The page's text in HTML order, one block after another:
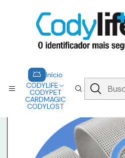
Início
CODYLIFE
CODYPET
CARDMAGIC
CODYLOST
A CODYLIFE PERMITE AOS
INSTANTANEAMENTE AOS SEUS
Saber